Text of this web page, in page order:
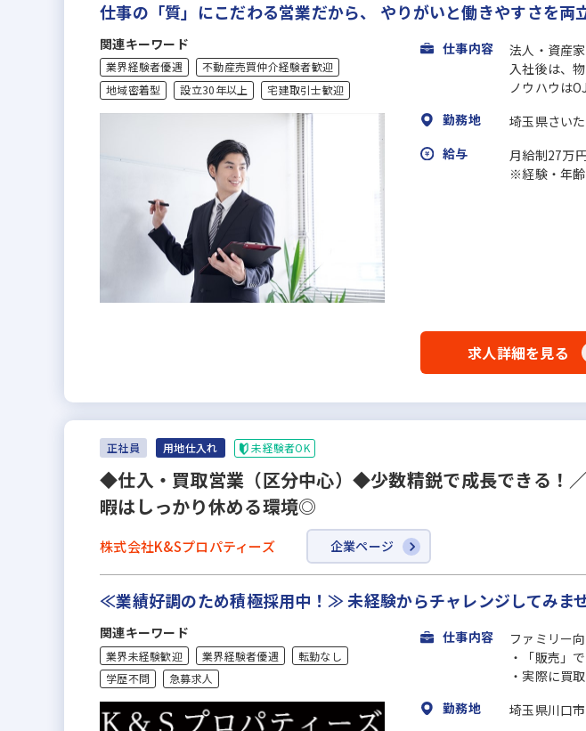
仕事の「質」にこだわる営業だから、 やりがいと働きやすさを両
関連キーワード
業界経験者優遇
不動産売買仲介経験者歓迎
地域密着型
設立30年以上 宅建取引士歓迎
仕事内容
法人・資産
入社後は、
ノウハウは
勤務地
埼玉県さい
給与
月給制27万
※経験・年齢
求人詳細を見る
正社員 用地仕入れ 未経験者OK
◆仕入・買取営業（区分中心）◆少数精鋭で成長できる！
暇はしっかり休める環境◎
株式会社K&Sプロパティーズ 企業ページ
≪業績好調のため積極採用中！≫ 未経験からチャレンジしてみま
関連キーワード
業界未経験歓迎 業界経験者優遇
転勤なし
学歴不問
急募求人
仕事内容
ファミリー
・「販売」
・実際に買
勤務地
埼玉県川口市